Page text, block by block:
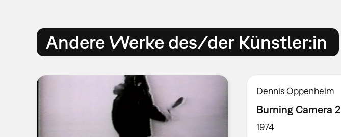
Andere Werke des/der Künstler:in
Dennis Oppenheim
Burning Camera 2
1974